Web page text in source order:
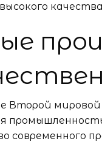
Второй
современного